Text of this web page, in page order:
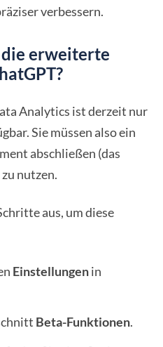
verbessern.
erweiterte
Analytics ist derzeit nur
Sie müssen also ein
abschließen (das
nutzen.
aus, um diese
Einstellungenin
Beta-Funktionen.